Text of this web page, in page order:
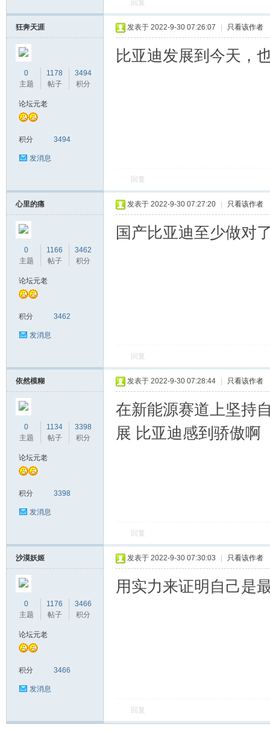
回复
狂奔天涯
0
主题
1178
帖子
3494
积分
论坛元老
积分 3494
发消息
发表于 2022-9-30 07:26:07 只看该作者
比亚迪发展到今天，
回复
心里的痛
0
主题
1166
帖子
3462
积分
论坛元老
积分 3462
发消息
发表于 2022-9-30 07:27:20 只看该作者
国产比亚迪至少做对
回复
依然模糊
0
主题
1134
帖子
3398
积分
论坛元老
积分 3398
发消息
发表于 2022-9-30 07:28:44 只看该作者
在新能源赛道上坚持
展 比亚迪感到骄傲啊
回复
沙漠妖姬
0
主题
1176
帖子
3466
积分
论坛元老
积分 3466
发消息
发表于 2022-9-30 07:30:03 只看该作者
用实力来证明自己是
回复